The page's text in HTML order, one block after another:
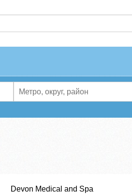
Devon Medical and Spa